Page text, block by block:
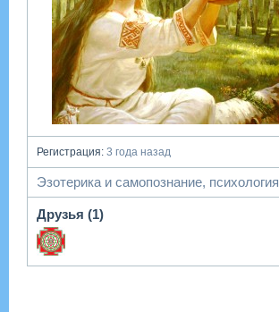
Регистрация:3 года назад
Эзотерика и самопознание, психология
Друзья (1)